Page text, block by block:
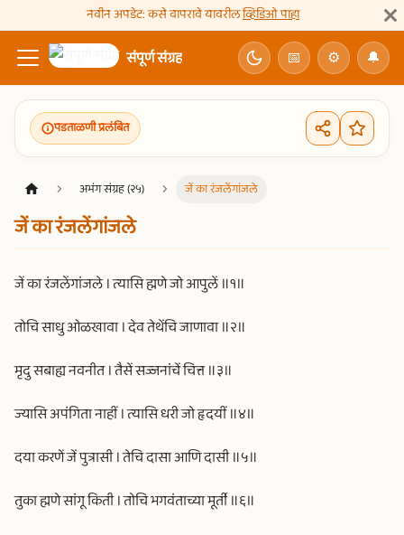
नवीन अपडेट: कसे वापरावे यावरीलव्हिडिओ पाहा
संपूर्ण संग्रह 📅 ⚙ 🔔
पडताळणी प्रलंबित
अभंग संग्रह (२५) जें का रंजलेंगांजले
जें का रंजलेंगांजले
जें का रंजलेंगांजले । त्यासि ह्मणे जो आपुलें ॥१॥
तोचि साधु ओळखावा । देव तेथेंचि जाणावा ॥२॥
मृदु सबाह्य नवनीत । तैसें सज्जनांचें चित्त ॥३॥
ज्यासि अपंगिता नाहीं । त्यासि धरी जो हृदयीं ॥४॥
दया करणें जें पुत्रासी । तेचि दासा आणि दासी ॥५॥
तुका ह्मणे सांगू किती । तोचि भगवंताच्या मूर्ती ॥६॥